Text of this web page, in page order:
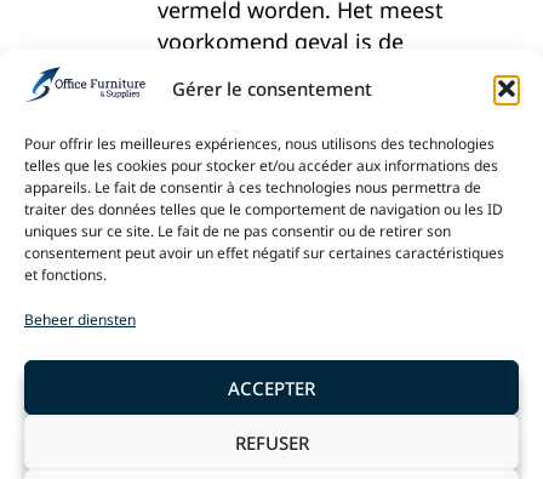
Gérer le consentement
Pour offrir les meilleures expériences, nous utilisons des technologies
telles que les cookies pour stocker et/ou accéder aux informations des
appareils. Le fait de consentir à ces technologies nous permettra de
traiter des données telles que le comportement de navigation ou les ID
uniques sur ce site. Le fait de ne pas consentir ou de retirer son
consentement peut avoir un effet négatif sur certaines caractéristiques
et fonctions.
Beheer diensten
ACCEPTER
REFUSER
vermeld worden. Het meest
voorkomend geval is de
Gegevensbeschermingsautoriteit
(als de persoonsgegevens anders
worden verwerkt dan voor de
strikte uitvoering van de
verkoopovereenkomst).
Als het bedrijf aan die autoriteiten
onderworpen is, moet de
te leiden vermeld worden, samen
met hun toegangsmodaliteiten in
voorkomend geval.